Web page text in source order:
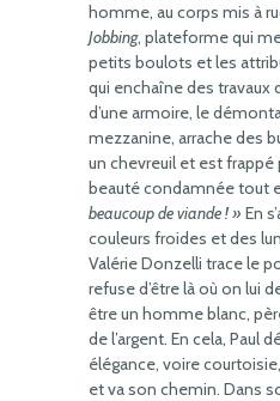
homme, au corps mis à
Jobbing, plateforme qui
petits boulots et les
qui enchaîne des travaux
d’une armoire, le
mezzanine, arrache des
un chevreuil et est frappé
beauté condamnée tout
beaucoup de viande ! » En
couleurs froides et des
Valérie Donzelli trace le
refuse d’être là où on lui
être un homme blanc,
de l’argent. En cela, Paul
élégance, voire
et va son chemin. Dans